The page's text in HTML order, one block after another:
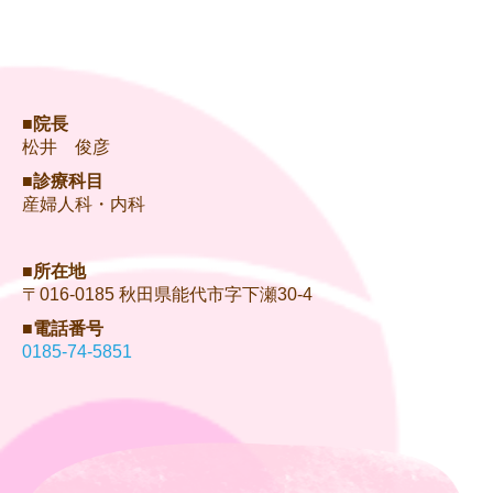
■院長
松井 俊彦
■診療科目
産婦人科 ・内科
■所在地
〒016-0185 秋田県能代市字下瀬30-4
■電話番号
0185-74-5851